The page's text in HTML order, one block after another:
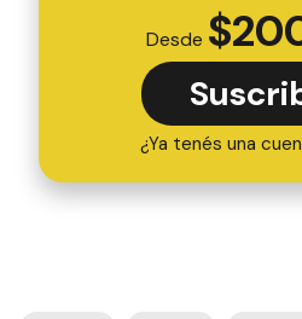
Desde $
¿Ya tenés una